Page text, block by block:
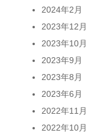
2024年2月
2023年12月
2023年10月
2023年9月
2023年8月
2023年6月
2022年11月
2022年10月